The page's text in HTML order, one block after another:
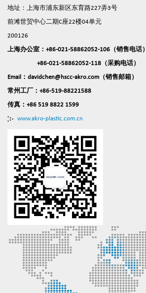
地址：上海市浦东新区东育路227弄3号
前滩世贸中心二期C座22楼04单元
200126
上海办公室：+86-021-58862052-106（销售电话）
+86-021-58862052-118（采购电话）
Email：davidchen@hscc-akro.com（销售邮箱）
常州工厂：+86-519-88221588
传真：+86 519 8822 1599
www.akro-plastic.com.cn